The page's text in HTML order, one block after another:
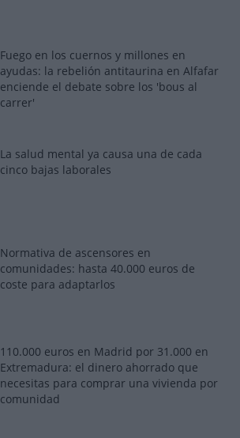
Fuego en los cuernos y millones en
ayudas: la rebelión antitaurina en Alfafar
enciende el debate sobre los 'bous al
carrer'
La salud mental ya causa una de cada
cinco bajas laborales
Normativa de ascensores en
comunidades: hasta 40.000 euros de
coste para adaptarlos
110.000 euros en Madrid por 31.000 en
Extremadura: el dinero ahorrado que
necesitas para comprar una vivienda por
comunidad